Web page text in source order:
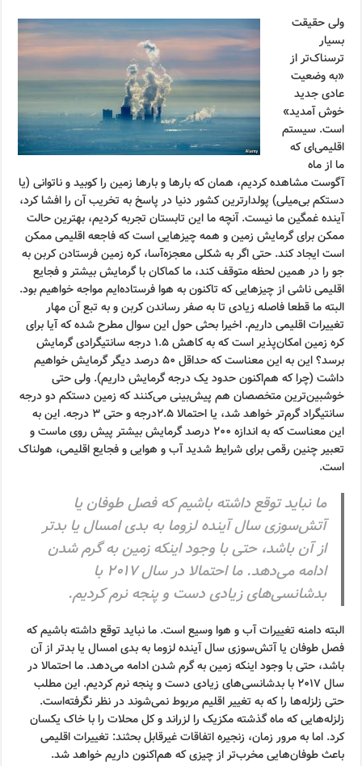
ولی حقیقت
بسیار
ترسناک‌تر از
«به وضعیت
عادی جدید
خوش آمدید»
است. سیستم
اقلیمی‌ای که
ما از ماه
آگوست مشاهده کردیم، همان که بارها و بارها زمین را کوبید و ناتوانی (یا
دستکم بی‌میلی) پولدارترین کشور دنیا در پاسخ به تخریب آن را افشا کرد،
آینده غمگین ما نیست. آنچه ما این تابستان تجربه کردیم، بهترین حالت
ممکن برای گرمایش زمین و همه چیزهایی است که فاجعه اقلیمی ممکن
است ایجاد کند. حتی اگر به شکلی معجزه‌آسا، کره زمین فرستادن کربن به
جو را در همین لحظه متوقف کند، ما کماکان با گرمایش بیشتر و فجایع
اقلیمی ناشی از چیزهایی که تاکنون به هوا فرستاده‌ایم مواجه خواهیم بود.
البته ما قطعا فاصله زیادی تا به صفر رساندن کربن و به تبع آن مهار
تغییرات اقلیمی داریم. اخیرا بحثی حول این سوال مطرح شده که آیا برای
کره زمین امکان‌پذیر است که به کاهش ۱.۵ درجه سانتیگرادی گرمایش
برسد؟ این به این معناست که حداقل ۵۰ درصد دیگر گرمایش خواهیم
داشت (چرا که هم‌اکنون حدود یک درجه گرمایش داریم). ولی حتی
خوشبین‌ترین متخصصان هم پیش‌بینی می‌کنند که زمین دستکم دو درجه
سانتیگراد گرم‌تر خواهد شد، یا احتمالا ۲.۵درجه و حتی ۳ درجه. این به
این معناست که به اندازه ۲۰۰ درصد گرمایش بیشتر پیش روی ماست و
تعبیر چنین رقمی برای شرایط شدید آب و هوایی و فجایع اقلیمی، هولناک
است.
ما نباید توقع داشته باشیم که فصل طوفان یا
آتش‌سوزی سال آینده لزوما به بدی امسال یا بدتر
از آن باشد، حتی با وجود اینکه زمین به گرم شدن
ادامه می‌دهد. ما احتمالا در سال ۲۰۱۷ با
بدشانسی‌های زیادی دست و پنجه نرم کردیم.
البته دامنه تغییرات آب و هوا وسیع است. ما نباید توقع داشته باشیم که
فصل طوفان یا آتش‌سوزی سال آینده لزوما به بدی امسال یا بدتر از آن
باشد، حتی با وجود اینکه زمین به گرم شدن ادامه می‌دهد. ما احتمالا در
سال ۲۰۱۷ با بدشانسی‌های زیادی دست و پنجه نرم کردیم. این مطلب
حتی زلزله‌ها را که به تغییر اقلیم مربوط نمی‌شوند در نظر نگرفته‌است.
زلزله‌هایی که ماه گذشته مکزیک را لزراند و کل محلات را با خاک یکسان
کرد. اما به مرور زمان، زنجیره اتفاقات غیرقابل بحثند: تغییرات اقلیمی
باعث طوفان‌هایی مخرب‌تر از چیزی که هم‌اکنون داریم خواهد شد.